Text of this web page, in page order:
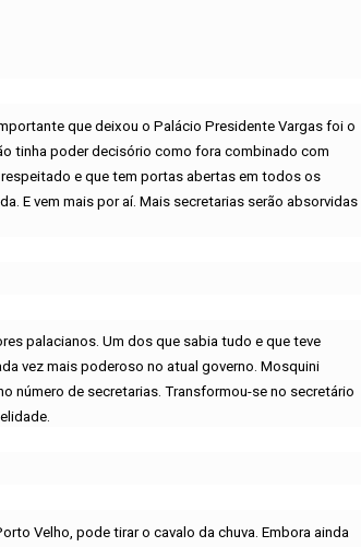
que deixou o Palácio Presidente Vargas foi o
tinha poder decisório como fora combinado com
e que tem portas abertas em todos os
E vem mais por aí. Mais secretarias serão absorvidas
palacianos. Um dos que sabia tudo e que teve
vez mais poderoso no atual governo. Mosquini
número de secretarias. Transformou-se no secretário
Velho, pode tirar o cavalo da chuva. Embora ainda